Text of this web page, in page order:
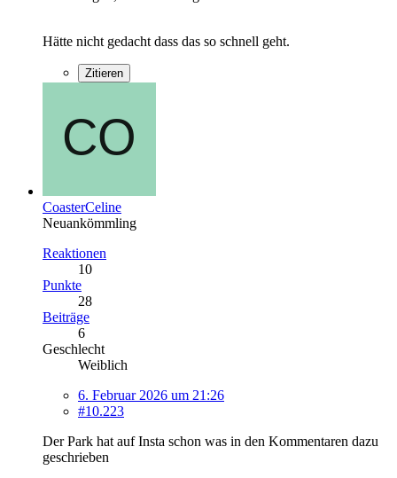
Hätte nicht gedacht dass das so schnell geht.
Zitieren
CoasterCeline
Neuankömmling
Reaktionen
10
Punkte
28
Beiträge
6
Geschlecht
Weiblich
6. Februar 2026 um 21:26
#10.223
Der Park hat auf Insta schon was in den Kommentaren dazu
geschrieben